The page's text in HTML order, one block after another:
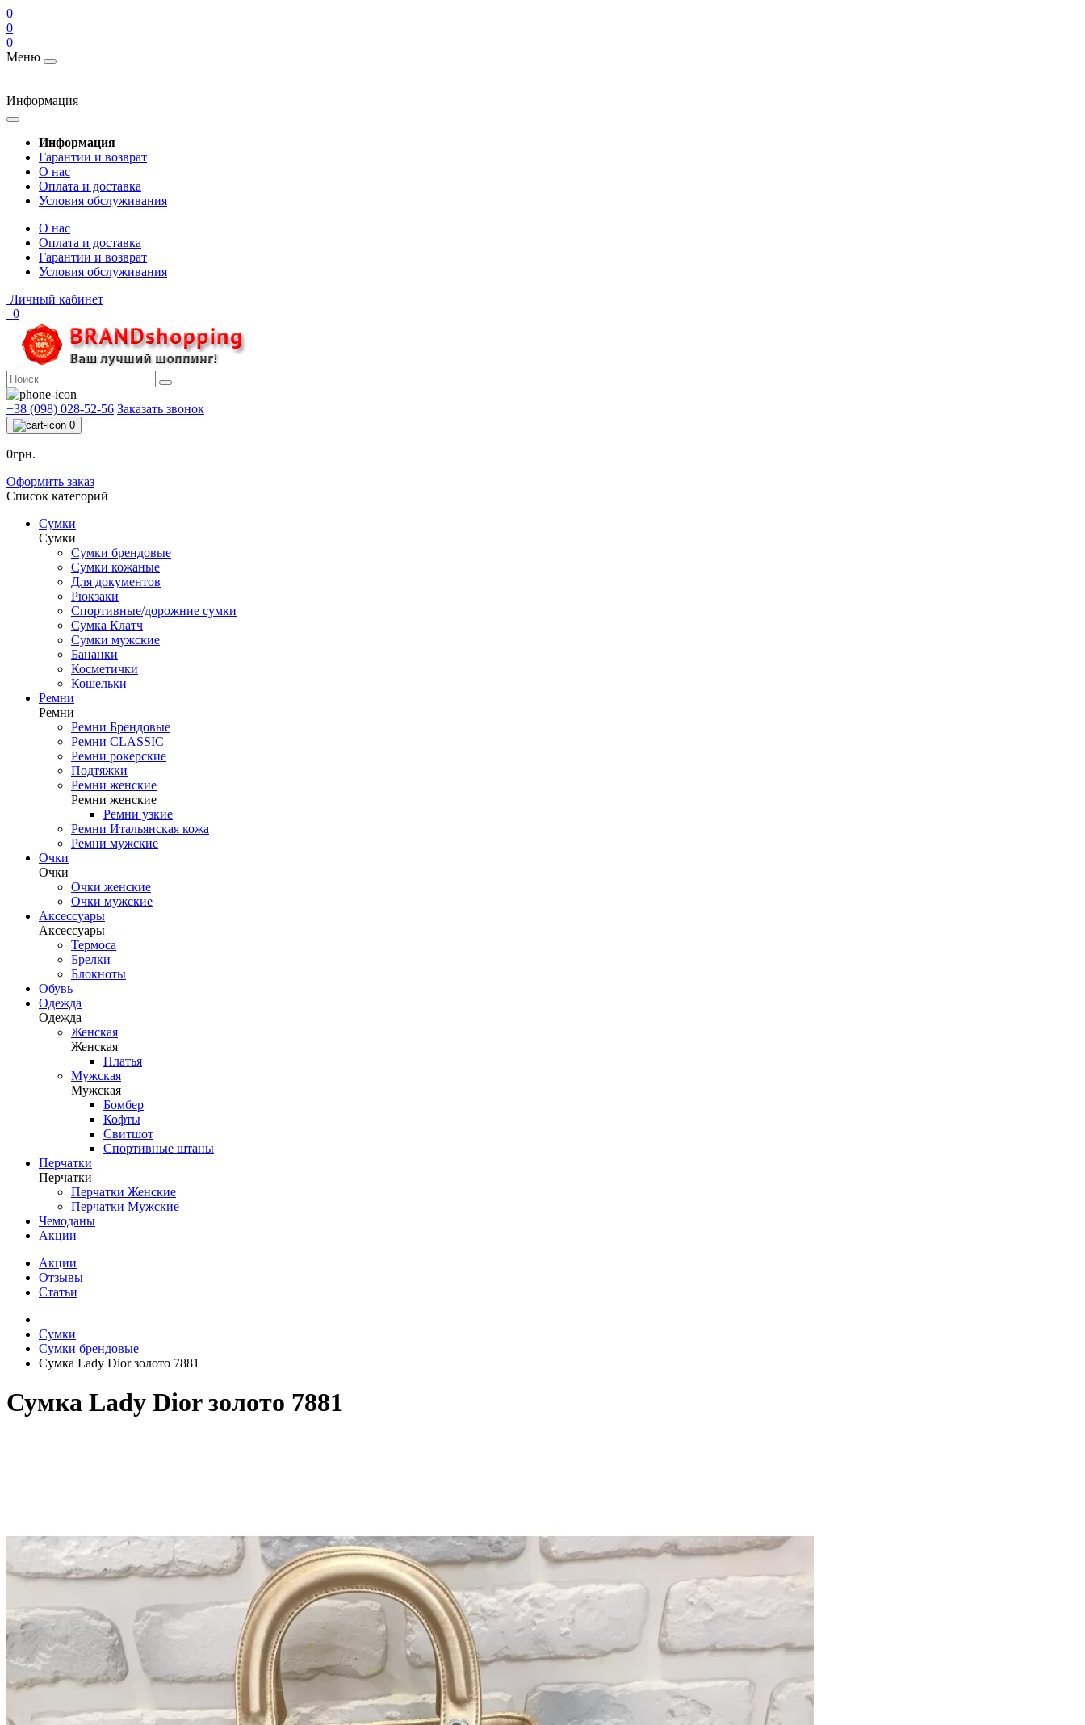
0
0
0
Меню
Информация
Информация
Гарантии и возврат
О нас
Оплата и доставка
Условия обслуживания
О нас
Оплата и доставка
Гарантии и возврат
Условия обслуживания
Личный кабинет
0
+38 (098) 028-52-56 Заказать звонок
0
0грн.
Оформить заказ
Список категорий
Сумки
Сумки
Сумки брендовые
Сумки кожаные
Для документов
Рюкзаки
Спортивные/дорожние сумки
Сумка Клатч
Сумки мужские
Бананки
Косметички
Кошельки
Ремни
Ремни
Ремни Брендовые
Ремни CLASSIC
Ремни рокерские
Подтяжки
Ремни женские
Ремни женские
Ремни узкие
Ремни Итальянская кожа
Ремни мужские
Очки
Очки
Очки женские
Очки мужские
Аксессуары
Аксессуары
Термоса
Брелки
Блокноты
Обувь
Одежда
Одежда
Женская
Женская
Платья
Мужская
Мужская
Бомбер
Кофты
Свитшот
Спортивные штаны
Перчатки
Перчатки
Перчатки Женские
Перчатки Мужские
Чемоданы
Акции
Акции
Отзывы
Статьи
Сумки
Сумки брендовые
Сумка Lady Dior золото 7881
Сумка Lady Dior золото 7881